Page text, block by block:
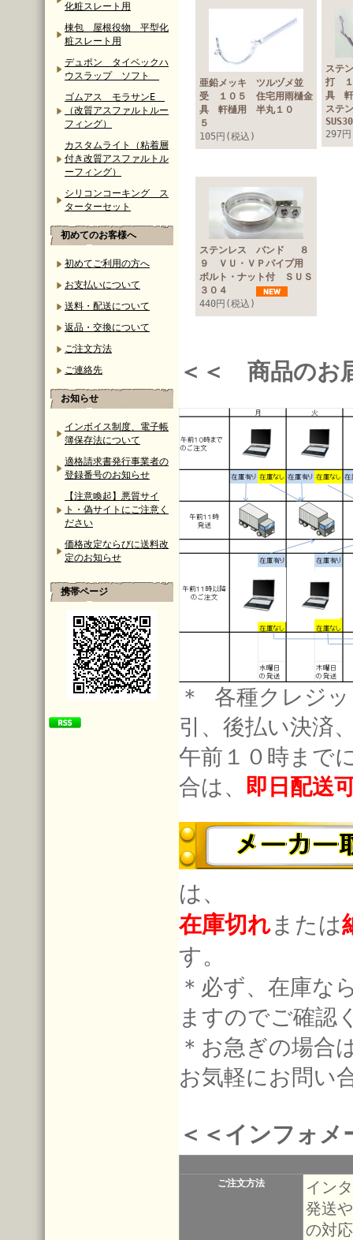
化粧スレート用
棟包 屋根役物 平型化
粧スレート用
デュポン タイベックハ
ウスラップ ソフト
ゴムアス モラサンE
（改質アスファルトルー
フィング）
カスタムライト（粘着層
付き改質アスファルトル
ーフィング）
シリコンコーキング ス
ターターセット
初めてのお客様へ
初めてご利用の方へ
お支払いについて
送料・配送について
返品・交換について
ご注文方法
ご連絡先
お知らせ
インボイス制度、電子帳
簿保存法について
適格請求書発行事業者の
登録番号のお知らせ
【注意喚起】悪質サイ
ト・偽サイトにご注意く
ださい
価格改定ならびに送料改
定のお知らせ
携帯ページ
亜鉛メッキ ツルヅメ並
受 １０５ 住宅用雨樋金
具 軒樋用 半丸１０
５
105円(税込)
ステ
打 １
具
ステ
297
ステンレス バンド ８
９ ＶＵ・ＶＰパイプ用
ボルト・ナット付 ＳＵＳ
３０４
440円(税込)
＜＜ 商品のお
＊ 各種クレジ
引、後払い決済
午前１０時まで
合は、 即日配送
は、
在庫切れまたは
す。
＊必ず、在庫な
ますのでご確認
＊お急ぎの場合
お気軽にお問い
＜＜インフォメ
ご注文方法
イン
発送
の対